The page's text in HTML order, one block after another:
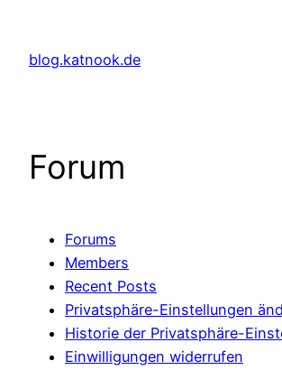
content
blog.katnook.de
Forum
Forums
Members
Recent Posts
Privatsphäre-Einstellungen
Historie der Privatsphäre-
Einwilligungen widerrufen